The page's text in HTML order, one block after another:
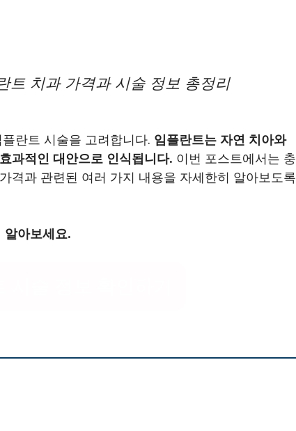
트 치과 가격과 시술 정보 총정리
란트 시술을 고려합니다. 임플란트는 자연 치아와
과적인 대안으로 인식됩니다. 이번 포스트에서는 충
격과 관련된 여러 가지 내용을 자세한히 알아보도록
알아보세요.